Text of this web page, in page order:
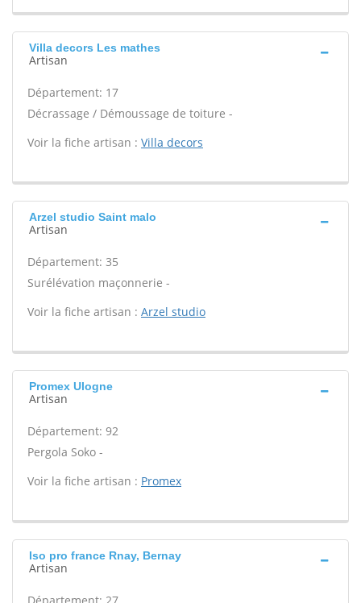
Villa decors Les mathes
Artisan
Département: 17
Décrassage / Démoussage de toiture -
Voir la fiche artisan : Villa decors
Arzel studio Saint malo
Artisan
Département: 35
Surélévation maçonnerie -
Voir la fiche artisan : Arzel studio
Promex Ulogne
Artisan
Département: 92
Pergola Soko -
Voir la fiche artisan : Promex
Iso pro france Rnay, Bernay
Artisan